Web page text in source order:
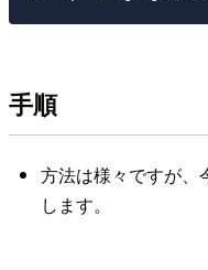
手順
方法は様々ですが、
します。